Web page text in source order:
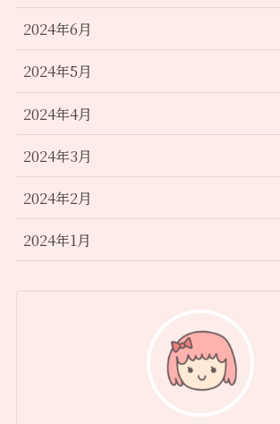
2024年6月
2024年5月
2024年4月
2024年3月
2024年2月
2024年1月